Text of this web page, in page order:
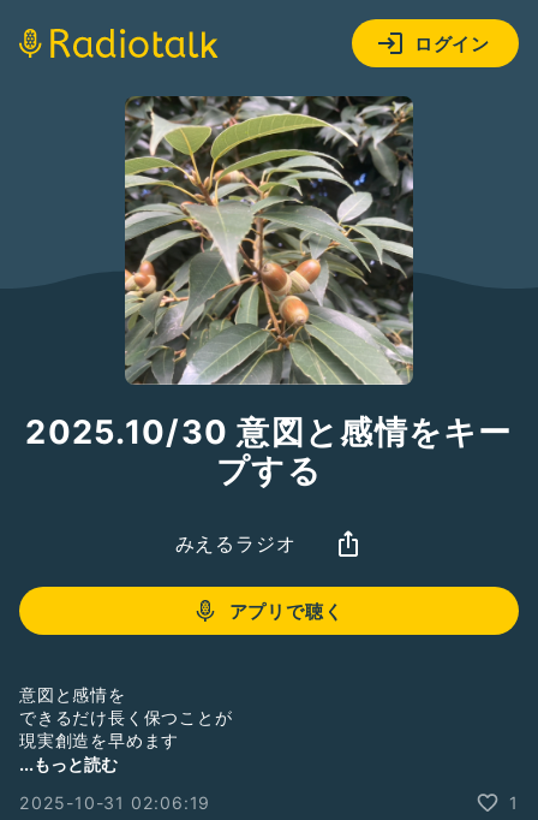
ログイン
2025.10/30 意図と感情をキー
プする
みえるラジオ
アプリで聴く
意図と感情を
できるだけ長く保つことが
現実創造を早めます
どうすれば？
...もっと読む
2025-10-31 02:06:19
1